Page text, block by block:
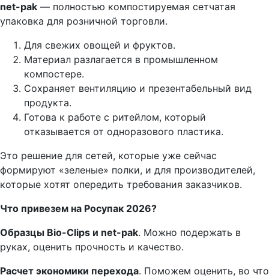
net-pak — полностью компостируемая сетчатая
упаковка для розничной торговли.
Для свежих овощей и фруктов.
Материал разлагается в промышленном
компостере.
Сохраняет вентиляцию и презентабельный вид
продукта.
Готова к работе с ритейлом, который
отказывается от одноразового пластика.
Это решение для сетей, которые уже сейчас
формируют «зеленые» полки, и для производителей,
которые хотят опередить требования заказчиков.
Что привезем на Росупак 2026?
Образцы Bio-Clips и net-pak. Можно подержать в
руках, оценить прочность и качество.
Расчет экономики перехода. Поможем оценить, во что